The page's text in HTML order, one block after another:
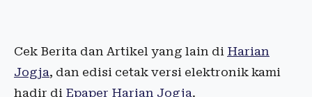
Cek Berita dan Artikel yang lain di Harian
Jogja, dan edisi cetak versi elektronik kami
hadir di Epaper Harian Jogja.